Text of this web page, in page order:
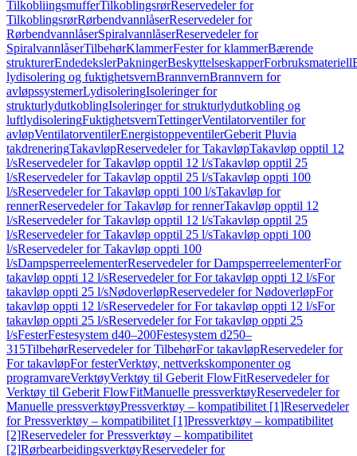
TilkobliingsmufferTilkoblingsrørReservedeler for
TilkoblingsrørRørbendvannlåserReservedeler for
RørbendvannlåserSpiralvannlåserReservedeler for
SpiralvannlåserTilbehørKlammerFester for klammerBærende
strukturerEndedekslerPakningerBeskyttelseskapperForbruksmateriell
lydisolering og fuktighetsvernBrannvernBrannvern for
avløpssystemerLydisoleringIsoleringer for
strukturlydutkoblingIsoleringer for strukturlydutkobling og
luftlydisoleringFuktighetsvernTettingerVentilatorventiler for
avløpVentilatorventilerEnergistoppeventilerGeberit Pluvia
takdreneringTakavløpReservedeler for TakavløpTakavløp opptil 12
l/sReservedeler for Takavløp opptil 12 l/sTakavløp opptil 25
l/sReservedeler for Takavløp opptil 25 l/sTakavløp oppti 100
l/sReservedeler for Takavløp oppti 100 l/sTakavløp for
rennerReservedeler for Takavløp for rennerTakavløp opptil 12
l/sReservedeler for Takavløp opptil 12 l/sTakavløp opptil 25
l/sReservedeler for Takavløp opptil 25 l/sTakavløp oppti 100
l/sReservedeler for Takavløp oppti 100
l/sDampsperreelementerReservedeler for DampsperreelementerFor
takavløp oppti 12 l/sReservedeler for For takavløp oppti 12 l/sFor
takavløp oppti 25 l/sNødoverløpReservedeler for NødoverløpFor
takavløp oppti 12 l/sReservedeler for For takavløp oppti 12 l/sFor
takavløp oppti 25 l/sReservedeler for For takavløp oppti 25
l/sFesterFestesystem d40–200Festesystem d250–
315TilbehørReservedeler for TilbehørFor takavløpReservedeler for
For takavløpFor festerVerktøy, nettverkskomponenter og
programvareVerktøyVerktøy til Geberit FlowFitReservedeler for
Verktøy til Geberit FlowFitManuelle pressverktøyReservedeler for
Manuelle pressverktøyPressverktøy – kompatibilitet [1]Reservedeler
for Pressverktøy – kompatibilitet [1]Pressverktøy – kompatibilitet
[2]Reservedeler for Pressverktøy – kompatibilitet
[2]RørbearbeidingsverktøyReservedeler for